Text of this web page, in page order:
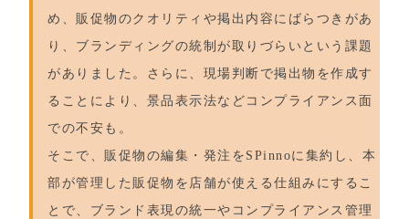
め、販促物のクオリティや掲出内容にばらつきがあ
り、ブランディングの統制が取りづらいという課題
がありました。さらに、現場判断で掲出物を作成す
ることにより、景品表示法などコンプライアンス面
での不安も。
そこで、販促物の編集・発注をSPinnoに集約し、本
部が管理した販促物を店舗が使える仕組みにするこ
とで、ブランド表現の統一やコンプライアンス管理